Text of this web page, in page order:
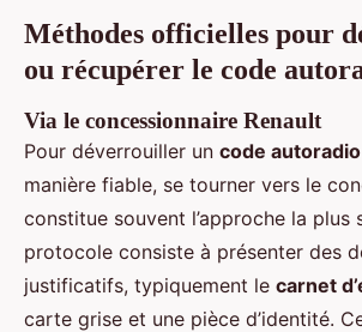
Méthodes officielles pour
ou récupérer le code
Via le concessionnaire Renault
Pour déverrouiller un code
manière fiable, se tourner vers le
constitue souvent l’approche la plus
protocole consiste à présenter des
justificatifs, typiquement le carnet
carte grise et une pièce d’identité.